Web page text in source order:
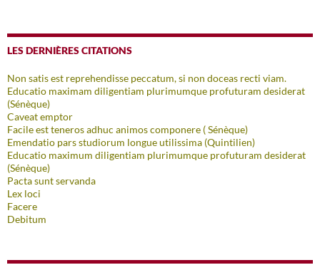
LES DERNIÈRES CITATIONS
Non satis est reprehendisse peccatum, si non doceas recti viam.
Educatio maximam diligentiam plurimumque profuturam desiderat
(Sénèque)
Caveat emptor
Facile est teneros adhuc animos componere ( Sénèque)
Emendatio pars studiorum longue utilissima (Quintilien)
Educatio maximum diligentiam plurimumque profuturam desiderat
(Sénèque)
Pacta sunt servanda
Lex loci
Facere
Debitum